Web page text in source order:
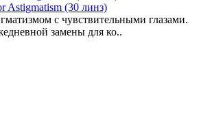
Astigmatism (30 линз)
с чувствительными глазами.
замены для ко..